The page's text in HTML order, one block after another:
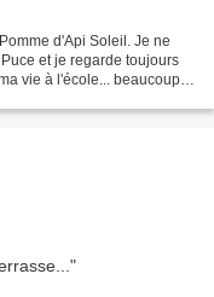
d'Api Soleil. Je ne
et je regarde toujours
vie à l'école... beaucoup